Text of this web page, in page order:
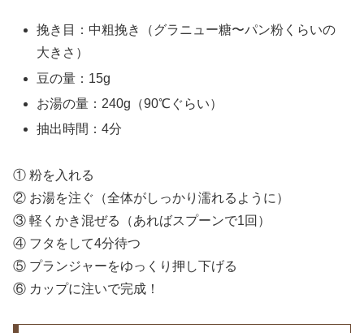
挽き目：中粗挽き（グラニュー糖〜パン粉くらいの
大きさ）
豆の量：15g
お湯の量：240g（90℃ぐらい）
抽出時間：4分
① 粉を入れる
② お湯を注ぐ（全体がしっかり濡れるように）
③ 軽くかき混ぜる（あればスプーンで1回）
④ フタをして4分待つ
⑤ プランジャーをゆっくり押し下げる
⑥ カップに注いで完成！